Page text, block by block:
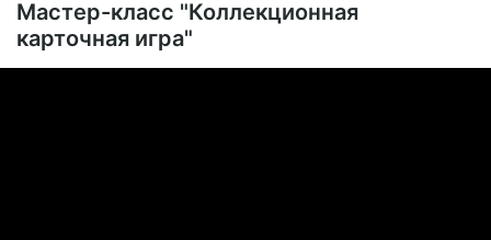
продвинутые разработчики.
Мастер-класс "Коллекционная
карточная игра"